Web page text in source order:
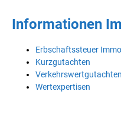
Informationen
Erbschaftssteuer
Kurzgutachten
Verkehrswertgutachten
Wertexpertisen